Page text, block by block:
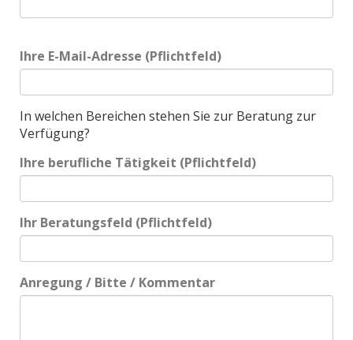
Ihre E-Mail-Adresse (Pflichtfeld)
In welchen Bereichen stehen Sie zur Beratung zur
Verfügung?
Ihre berufliche Tätigkeit (Pflichtfeld)
Ihr Beratungsfeld (Pflichtfeld)
Anregung / Bitte / Kommentar